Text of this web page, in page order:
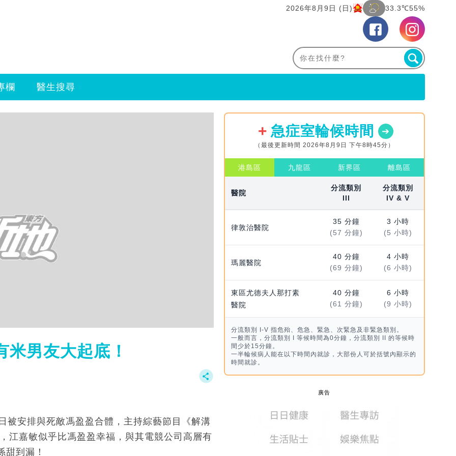
2026年8月9日 (日) 33.3℃55%
欄 醫生搜尋
男友大起底！
被安排與死敵馮盈盈合體，主持綜藝節目《解溝
江嘉敏似乎比馮盈盈幸福，與其電競公司高層有
到漏！
急症室輪候時間
（最後更新時間 2026年8月9日 下午8時45分）
港島區 九龍區 新界區 離島區
醫院
分流類別
III
分流類別
IV & V
律敦治醫院
35 分鐘
(57 分鐘)
3 小時
(5 小時)
瑪麗醫院
40 分鐘
(69 分鐘)
4 小時
(6 小時)
東區尤德夫人那打素
醫院
40 分鐘
(61 分鐘)
6 小時
(9 小時)
分流類別 I-V 指危殆、危急、緊急、次緊急及非緊急類別。
一般而言，分流類別 I 等候時間為0分鐘，分流類別 II 的等候時
間少於15分鐘。
一半輪候病人能在以下時間內就診，大部份人可於括號內顯示的
時間就診。
廣告